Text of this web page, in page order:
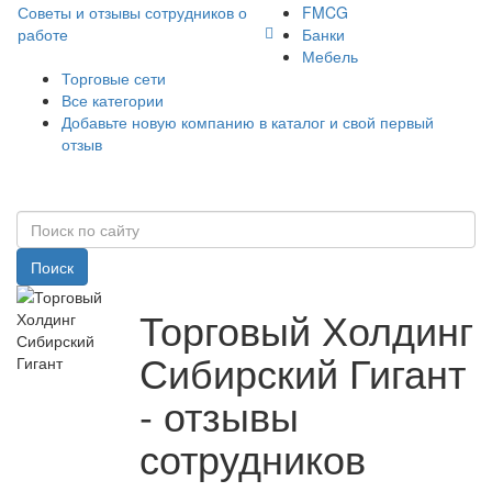
Советы и отзывы сотрудников о
работе
FMCG
Банки
Мебель
Торговые сети
Все категории
Добавьте новую компанию в каталог и свой первый
отзыв
Поиск
Торговый Холдинг
Сибирский Гигант
- отзывы
сотрудников